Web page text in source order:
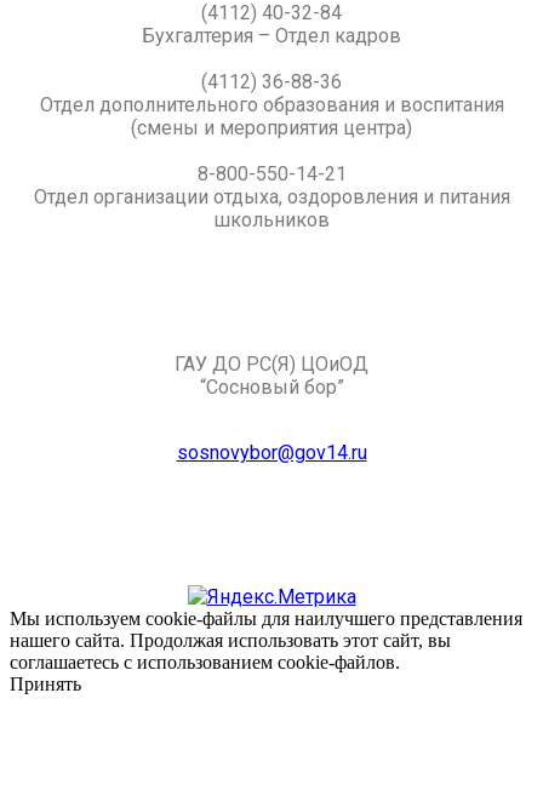
(4112) 40-32-84
Бухгалтерия – Отдел кадров
(4112) 36-88-36
Отдел дополнительного образования и воспитания
(смены и мероприятия центра)
8-800-550-14-21
Отдел организации отдыха, оздоровления и питания
школьников
ГАУ ДО РС(Я) ЦОиОД
“Сосновый бор”
sosnovybor@gov14.ru
Мы используем cookie-файлы для наилучшего представления
нашего сайта. Продолжая использовать этот сайт, вы
соглашаетесь с использованием cookie-файлов.
Принять